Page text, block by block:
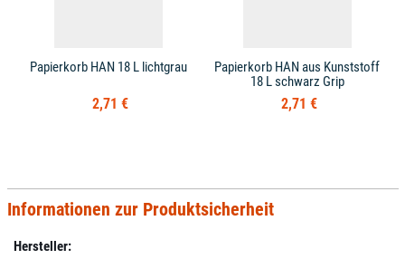
Papierkorb HAN 18 L lichtgrau
2,71 €
Papierkorb HAN aus Kunststoff
18 L schwarz Grip
2,71 €
Informationen zur Produktsicherheit
Hersteller: